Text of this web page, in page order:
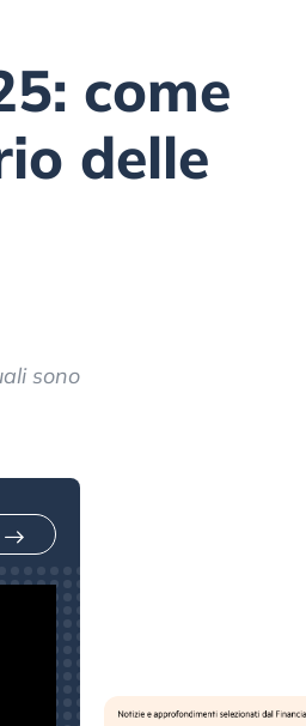
come
delle
sono